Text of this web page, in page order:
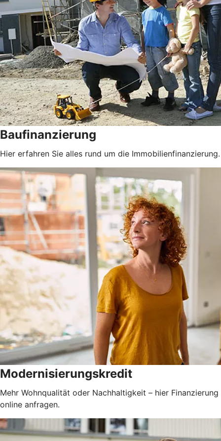
Baufinanzierung
Hier erfahren Sie alles rund um die Immobilienfinanzierung.
Modernisierungskredit
Mehr Wohnqualität oder Nachhaltigkeit – hier Finanzierung
online anfragen.